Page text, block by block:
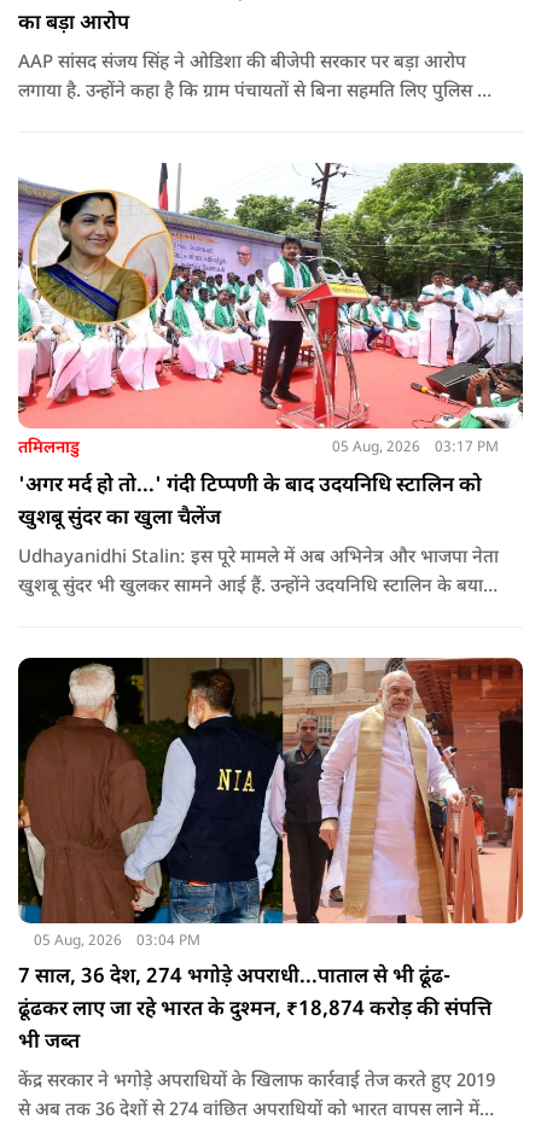
का बड़ा आरोप
AAP सांसद संजय सिंह ने ओडिशा की बीजेपी सरकार पर बड़ा आरोप
लगाया है. उन्होंने कहा है कि ग्राम पंचायतों से बिना सहमति लिए पुलिस के
तमिलनाडु 05 Aug, 2026 03:17 PM
'अगर मर्द हो तो...' गंदी टिप्पणी के बाद उदयनिधि स्टालिन को
खुशबू सुंदर का खुला चैलेंज
Udhayanidhi Stalin: इस पूरे मामले में अब अभिनेत्र और भाजपा नेता
खुशबू सुंदर भी खुलकर सामने आई हैं. उन्होंने उदयनिधि स्टालिन के बयान
नहीं है.
05 Aug, 2026 03:04 PM
7 साल, 36 देश, 274 भगोड़े अपराधी...पाताल से भी ढूंढ-
ढूंढकर लाए जा रहे भारत के दुश्मन, ₹18,874 करोड़ की संपत्ति
भी जब्त
केंद्र सरकार ने भगोड़े अपराधियों के खिलाफ कार्रवाई तेज करते हुए 2019
से अब तक 36 देशों से 274 वांछित अपराधियों को भारत वापस लाने में